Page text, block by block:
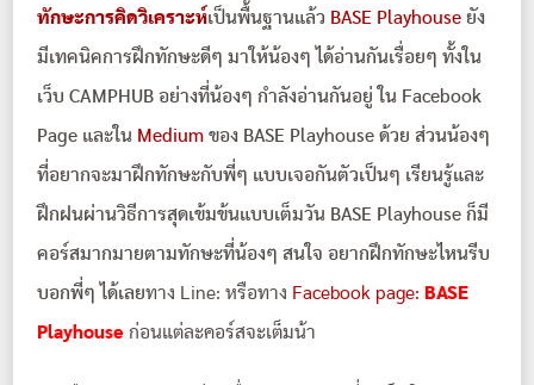
ทักษะการคิดวิเคราะห์เป็นพื้นฐานแล้ว BASE Playhouse ยัง
มีเทคนิคการฝึกทักษะดีๆ มาให้น้องๆ ได้อ่านกันเรื่อยๆ ทั้งใน
เว็บ CAMPHUB อย่างที่น้องๆ กำลังอ่านกันอยู่ ใน Facebook
Page และใน Medium ของ BASE Playhouse ด้วย ส่วนน้องๆ
ที่อยากจะมาฝึกทักษะกับพี่ๆ แบบเจอกันตัวเป็นๆ เรียนรู้และ
ฝึกฝนผ่านวิธีการสุดเข้มข้นแบบเต็มวัน BASE Playhouse ก็มี
คอร์สมากมายตามทักษะที่น้องๆ สนใจ อยากฝึกทักษะไหนรีบ
บอกพี่ๆ ได้เลยทาง Line:หรือทาง Facebook page: BASE
Playhouse ก่อนแต่ละคอร์สจะเต็มน้า